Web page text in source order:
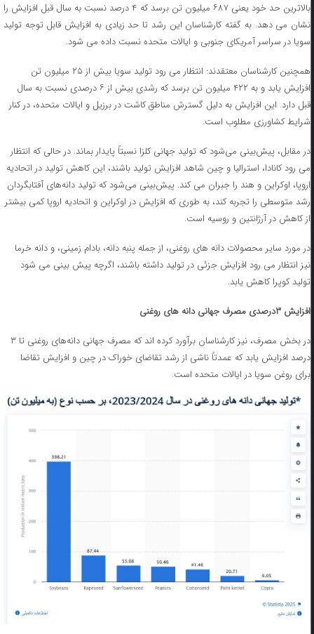
بالاترین حد خود یعنی ۶۸۷ میلیون تن برسد که ۴ درصد نسبت به سال قبل افزایش را
نشان می دهد. به گفته کارشناسان این رشد تا حد زیادی به افزایش قابل توجه تولید
سویا در سراسر آمریکای جنوبی و ایالات متحده نسبت داده می شود.
همچنین کارشناسان معتقدند: انتظار می رود تولید سویا بیش از ۲۵ میلیون تن
افزایش یابد و به ۴۲۲ میلیون تن برسد که رشدی بیش از ۶ درصدی نسبت به سال
قبل دارد. این افزایش به دلیل گسترش مناطق کاشت در برزیل و ایالات متحده، در کنار
شرایط کشاورزی مطلوب است.
در مقابل، پیش‌بینی می‌شود که تولید جهانی کلزا نسبتاً پایدار بماند. در حالی که انتظار
می رود کانادا، استرالیا و چین شاهد افزایش تولید باشند، این کاهش تولید در اتحادیه
اروپا، اوکراین و هند را جبران می کند. پیش‌بینی می‌شود که تولید دانه‌های آفتابگردان
رشد متوسطی را تجربه کند، به طوری که افزایش در اوکراین و اتحادیه اروپا کمی بیشتر
از کاهش در آرژانتین و روسیه است.
در مورد سایر محصولات دانه های روغنی، از جمله پنبه دانه، بادام زمینی، و دانه خرما
نیز انتظار می رود افزایش جزئی در تولید داشته باشند، اگرچه پیش بینی می شود
تولید کوپرا کاهش یابد.
افزایش ۳درصدی مصرف جهانی دانه های روغنی
در بخش مصرف، نیز کارشناسان برآورد کرده اند که مصرف جهانی دانه‌های روغنی تا ۳
درصد افزایش یابد که عمدتاً ناشی از رشد تقاضای خوراک در چین و افزایش تقاضا
برای روغن سویا در ایالات متحده است.